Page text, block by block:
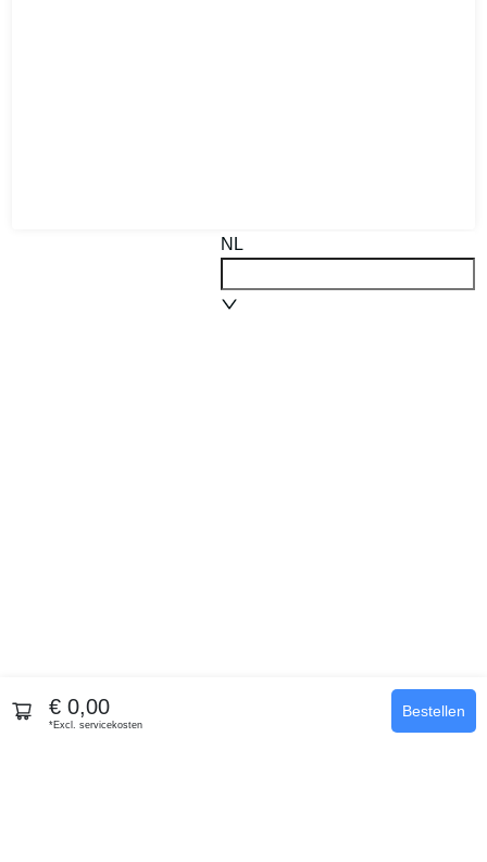
€ 0,00
*Excl. servicekosten
Bestellen
NL